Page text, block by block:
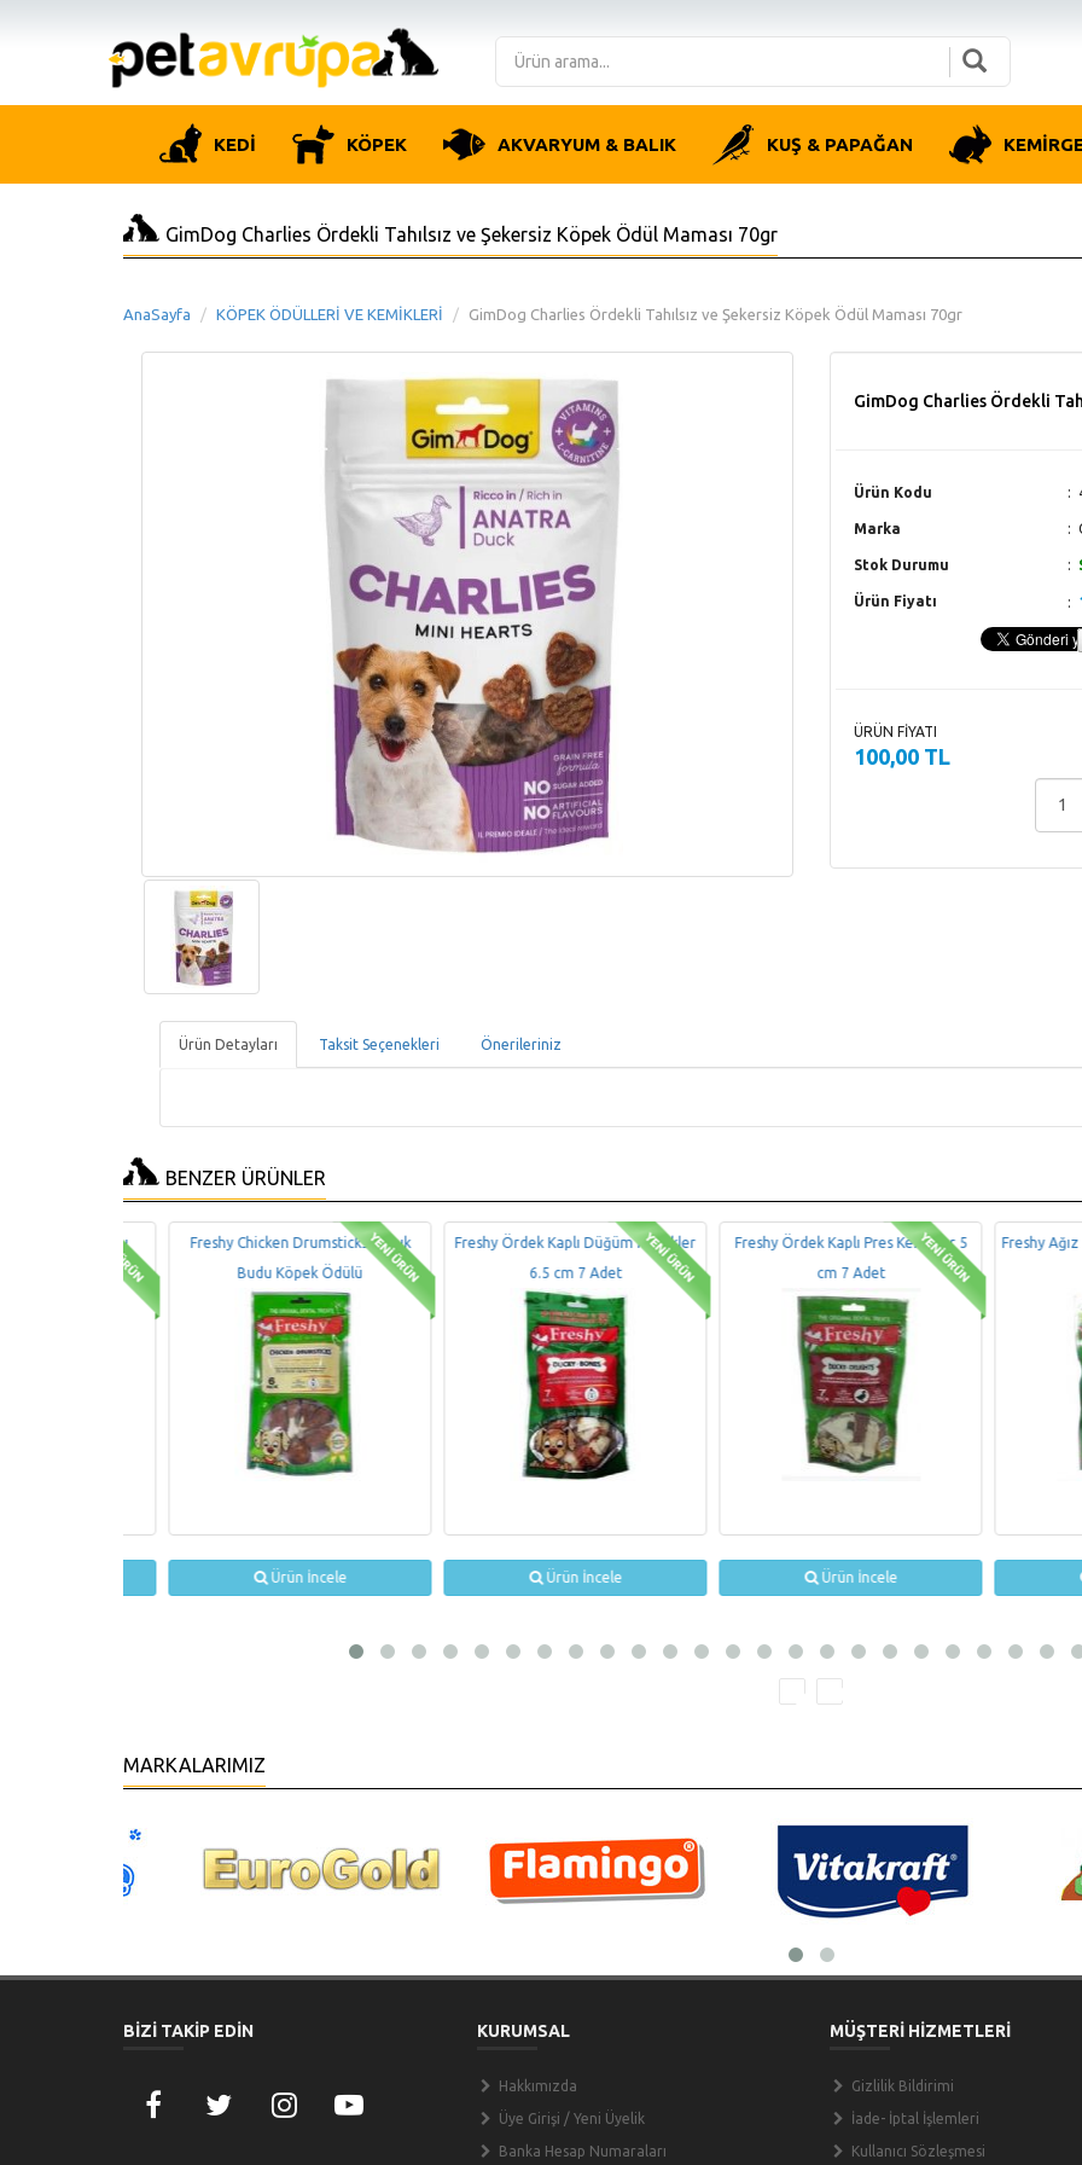
KEDİ KÖPEK AKVARYUM & BALIK KUŞ & PAPAĞAN
GimDog Charlies Ördekli Tahılsız ve Şekersiz Köpek Ödül Maması 70gr
AnaSayfa KÖPEK ÖDÜLLERİ VE KEMİKLERİ GimDog Charlies Ördekli Tahılsız ve Şekersiz Köpek Ödül Maması 70gr
GimDog Charlies Ördekli
Ürün Kodu
Marka
Stok Durumu
Ürün Fiyatı
ÜRÜN FİYATI
100,00 TL
Ürün Detayları Taksit Seçenekleri Önerileriniz
BENZER ÜRÜNLER
Freshy Chicken Drumsticks Tavuk
Budu Köpek Ödülü
Ürün İncele
Freshy Ördek Kaplı Düğüm Kemikler
6.5 cm 7 Adet
Ürün İncele
Freshy Ördek Kaplı Pres Kemikler 5
cm 7 Adet
Ürün İncele
Freshy Ağız
30
MARKALARIMIZ
BİZİ TAKİP EDİN KURUMSAL
Hakkımızda
Üye Girişi / Yeni Üyelik
Banka Hesap Numaraları
MÜŞTERİ HİZMETLERİ
Gizlilik Bildirimi
İade- İptal İşlemleri
Kullanıcı Sözleşmesi